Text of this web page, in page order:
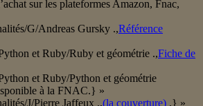
sur les plateformes Amazon, Fnac,
G/Andreas Gursky .,Référence
et Ruby/Ruby et géométrie .,Fiche de
et Ruby/Python et géométrie
à la FNAC.} »
J/Pierre Jaffeux .,(la couverture) .} »